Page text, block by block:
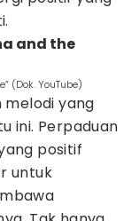
and the
(Dok. YouTube)
melodi yang
ini. Perpaduan
positif
untuk